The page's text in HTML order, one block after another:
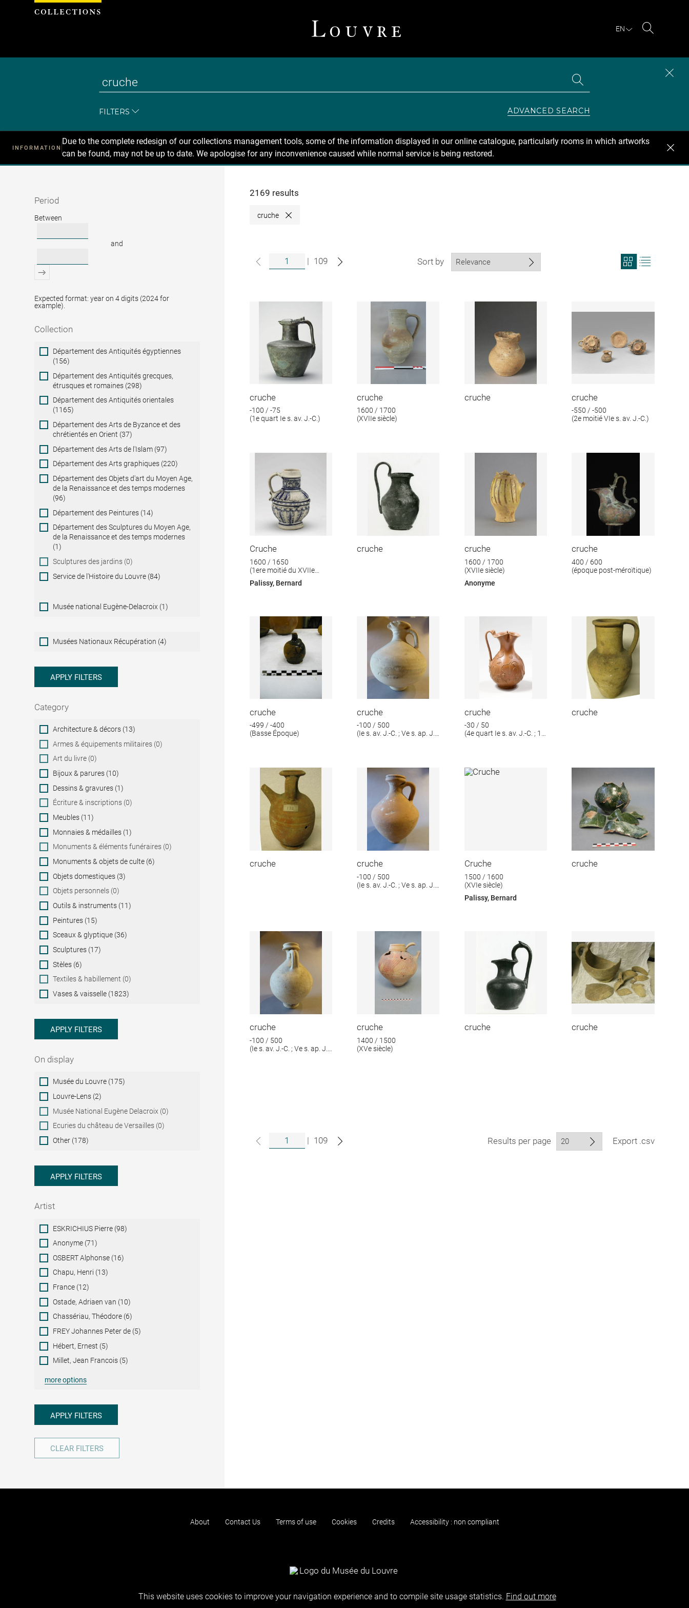
EN
FILTERS ADVANCED SEARCH
INFORMATION
Due to the complete redesign of our collections management tools, some of the information displayed in our online catalogue, particularly rooms in which artworks
can be found, may not be up to date. We apologise for any inconvenience caused while normal service is being restored.
Recherche
Period
Period
Between
and
Expected format: year on 4 digits (2024 for
example).
Collection
Collection
Département des Antiquités égyptiennes
(156)
Département des Antiquités grecques,
étrusques et romaines (298)
Département des Antiquités orientales
(1165)
Département des Arts de Byzance et des
chrétientés en Orient (37)
Département des Arts de l'Islam (97)
Département des Arts graphiques (220)
Département des Objets d'art du Moyen Age,
de la Renaissance et des temps modernes
(96)
Département des Peintures (14)
Département des Sculptures du Moyen Age,
de la Renaissance et des temps modernes
(1)
Sculptures des jardins (0)
Service de l'Histoire du Louvre (84)
Musée national Eugène-Delacroix (1)
Musées
Nationaux
Musées Nationaux Récupération (4)
APPLY FILTERS
Category
Category
Architecture & décors (13)
Armes & équipements militaires (0)
Art du livre (0)
Bijoux & parures (10)
Dessins & gravures (1)
Écriture & inscriptions (0)
Meubles (11)
Monnaies & médailles (1)
Monuments & éléments funéraires (0)
Monuments & objets de culte (6)
Objets domestiques (3)
Objets personnels (0)
Outils & instruments (11)
Peintures (15)
Sceaux & glyptique (36)
Sculptures (17)
Stèles (6)
Textiles & habillement (0)
Vases & vaisselle (1823)
APPLY FILTERS
On display
On
display
Musée du Louvre (175)
Louvre-Lens (2)
Musée National Eugène Delacroix (0)
Ecuries du château de Versailles (0)
Other (178)
APPLY FILTERS
Artist
ArtistESKRICHIUS Pierre (98)
Anonyme (71)
OSBERT Alphonse (16)
Chapu, Henri (13)
France (12)
Ostade, Adriaen van (10)
Chassériau, Théodore (6)
FREY Johannes Peter de (5)
Hébert, Ernest (5)
Millet, Jean Francois (5)
more options
APPLY FILTERS
CLEAR FILTERS
2169 results
cruche Close
| 109 Sort by
View
search
cruche
-100 / -75
(1e quart Ie s. av. J.-C.)
cruche
1600 / 1700
(XVIIe siècle)
cruche cruche
-550 / -500
(2e moitié VIe s. av. J.-C.)
Cruche
1600 / 1650
(1ere moitié du XVIIe
siècle)
Palissy, Bernard
cruche cruche
1600 / 1700
(XVIIe siècle)
Anonyme
cruche
400 / 600
(époque post-méroïtique)
cruche
-499 / -400
(Basse Époque)
cruche
-100 / 500
(Ie s. av. J.-C. ; Ve s. ap. J.-
cruche
-30 / 50
(4e quart Ie s. av. J.-C. ; 1e
cruche
cruche cruche
-100 / 500
(Ie s. av. J.-C. ; Ve s. ap. J.-
Cruche
1500 / 1600
(XVIe siècle)
Palissy, Bernard
cruche
cruche
-100 / 500
(Ie s. av. J.-C. ; Ve s. ap. J.-
cruche
1400 / 1500
(XVe siècle)
cruche cruche
| 109 Results per page Export .csv
About Contact Us Terms of use Cookies Credits Accessibility : non compliant
Cookies management panel
This website uses cookies to improve your navigation experience and to compile site usage statistics. Find out more